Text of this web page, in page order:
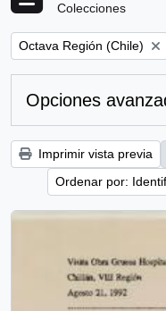
Colecciones
Remove filter:
Octava Región (Chile)
Opciones
Imprimir vista previa
Ordenar por: